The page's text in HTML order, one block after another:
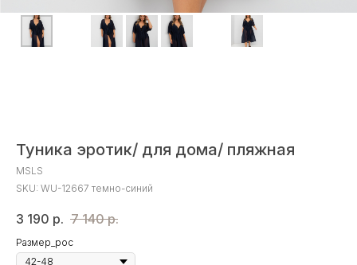
Туника эротик/ для дома/ пляжная
MSLS
SKU: WU-12667 темно-синий
3 190 р. 7 140 р.
Размер_рос